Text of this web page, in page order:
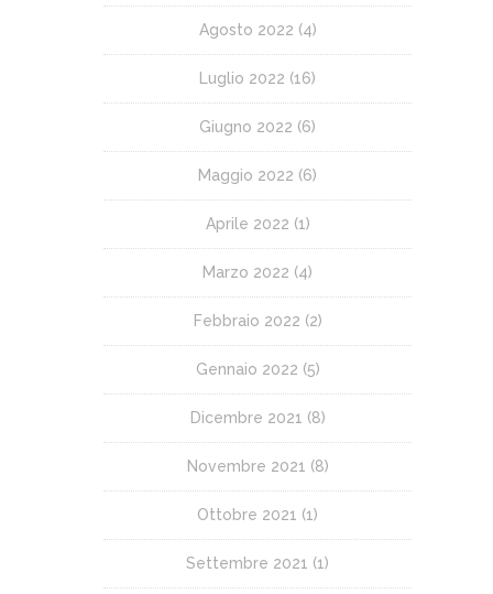
Agosto 2022 (4)
Luglio 2022 (16)
Giugno 2022 (6)
Maggio 2022 (6)
Aprile 2022 (1)
Marzo 2022 (4)
Febbraio 2022 (2)
Gennaio 2022 (5)
Dicembre 2021 (8)
Novembre 2021 (8)
Ottobre 2021 (1)
Settembre 2021 (1)